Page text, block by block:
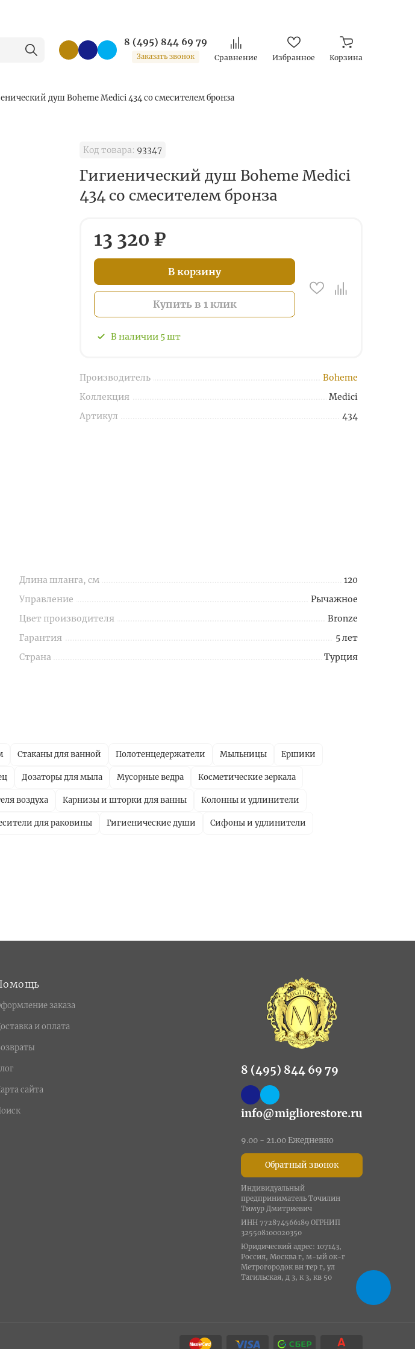
8 (495) 844 69 79
Заказать звонок Сравнение Избранное Корзина
душ Boheme Medici 434 со смесителем бронза
Код товара: 93347
Гигиенический душ Boheme Medici
434 со смесителем бронза
13 320 ₽
В корзину
Купить в 1 клик
В наличии 5шт
Производитель
Boheme
Коллекция
Medici
Артикул
434
Длина шланга, см
120
Управление
Рычажное
Цвет производителя
Bronze
Гарантия
5 лет
Страна
Турция
Стаканы для ванной Полотенцедержатели Мыльницы Ершики
Дозаторы для мыла Мусорные ведра Косметические зеркала
воздуха Карнизы и шторки для ванны Колонны и удлинители
для раковины Гигиенические души Сифоны и удлинители
заказа
и оплата
сайта
8 (495) 844 69 79
info@migliorestore.ru
9.00 - 21.00 Ежедневно
Обратный звонок
Индивидуальный
предприниматель Точилин
Тимур Дмитриевич
ИНН 772874566189 ОГРНИП
325508100020350
Юридический адрес: 107143,
Россия, Москва г, м-ый ок-г
Метрогородок вн тер г, ул
Тагильская, д 3, к 3, кв 50